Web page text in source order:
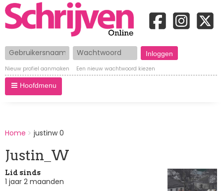
Gebruikersnaam Wachtwoord
Nieuw profiel aanmaken Een nieuw wachtwoord kiezen
Hoofdmenu
BREADCRUMBS
You
here:
Home justinw 0
Justin_W
Lid sinds
1 jaar 2 maanden